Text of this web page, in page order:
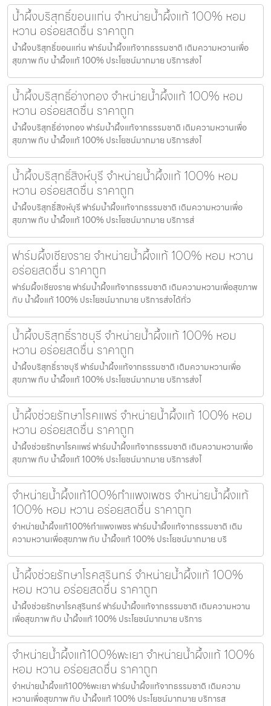
น้ำผึ้งบริสุทธิ์ขอนแก่น จำหน่ายน้ำผึ้งแท้ 100% หอม
หวาน อร่อยสดชื่น ราคาถูก
น้ำผึ้งบริสุทธิ์ขอนแก่น ฟาร์มน้ำผึ้งแท้จากธรรมชาติ เติมความหวานเพื่อ
สุขภาพ กับ น้ำผึ้งแท้ 100% ประโยชน์มากมาย บริการส่งไ
น้ำผึ้งบริสุทธิ์อ่างทอง จำหน่ายน้ำผึ้งแท้ 100% หอม
หวาน อร่อยสดชื่น ราคาถูก
น้ำผึ้งบริสุทธิ์อ่างทอง ฟาร์มน้ำผึ้งแท้จากธรรมชาติ เติมความหวานเพื่อ
สุขภาพ กับ น้ำผึ้งแท้ 100% ประโยชน์มากมาย บริการส่งไ
น้ำผึ้งบริสุทธิ์สิงห์บุรี จำหน่ายน้ำผึ้งแท้ 100% หอม
หวาน อร่อยสดชื่น ราคาถูก
น้ำผึ้งบริสุทธิ์สิงห์บุรี ฟาร์มน้ำผึ้งแท้จากธรรมชาติ เติมความหวานเพื่อ
สุขภาพ กับ น้ำผึ้งแท้ 100% ประโยชน์มากมาย บริการส่
ฟาร์มผึ้งเชียงราย จำหน่ายน้ำผึ้งแท้ 100% หอม หวาน
อร่อยสดชื่น ราคาถูก
ฟาร์มผึ้งเชียงราย ฟาร์มน้ำผึ้งแท้จากธรรมชาติ เติมความหวานเพื่อสุขภาพ
กับ น้ำผึ้งแท้ 100% ประโยชน์มากมาย บริการส่งได้ทั่ว
น้ำผึ้งบริสุทธิ์ราชบุรี จำหน่ายน้ำผึ้งแท้ 100% หอม
หวาน อร่อยสดชื่น ราคาถูก
น้ำผึ้งบริสุทธิ์ราชบุรี ฟาร์มน้ำผึ้งแท้จากธรรมชาติ เติมความหวานเพื่อ
สุขภาพ กับ น้ำผึ้งแท้ 100% ประโยชน์มากมาย บริการส่งไ
น้ำผึ้งช่วยรักษาโรคแพร่ จำหน่ายน้ำผึ้งแท้ 100% หอม
หวาน อร่อยสดชื่น ราคาถูก
น้ำผึ้งช่วยรักษาโรคแพร่ ฟาร์มน้ำผึ้งแท้จากธรรมชาติ เติมความหวานเพื่อ
สุขภาพ กับ น้ำผึ้งแท้ 100% ประโยชน์มากมาย บริการส่งไ
จำหน่ายน้ำผึ้งแท้100%กำแพงเพชร จำหน่ายน้ำผึ้งแท้
100% หอม หวาน อร่อยสดชื่น ราคาถูก
จำหน่ายน้ำผึ้งแท้100%กำแพงเพชร ฟาร์มน้ำผึ้งแท้จากธรรมชาติ เติม
ความหวานเพื่อสุขภาพ กับ น้ำผึ้งแท้ 100% ประโยชน์มากมาย บริ
น้ำผึ้งช่วยรักษาโรคสุรินทร์ จำหน่ายน้ำผึ้งแท้ 100%
หอม หวาน อร่อยสดชื่น ราคาถูก
น้ำผึ้งช่วยรักษาโรคสุรินทร์ ฟาร์มน้ำผึ้งแท้จากธรรมชาติ เติมความหวาน
เพื่อสุขภาพ กับ น้ำผึ้งแท้ 100% ประโยชน์มากมาย บริการ
จำหน่ายน้ำผึ้งแท้100%พะเยา จำหน่ายน้ำผึ้งแท้ 100%
หอม หวาน อร่อยสดชื่น ราคาถูก
จำหน่ายน้ำผึ้งแท้100%พะเยา ฟาร์มน้ำผึ้งแท้จากธรรมชาติ เติมความ
หวานเพื่อสุขภาพ กับ น้ำผึ้งแท้ 100% ประโยชน์มากมาย บริการส